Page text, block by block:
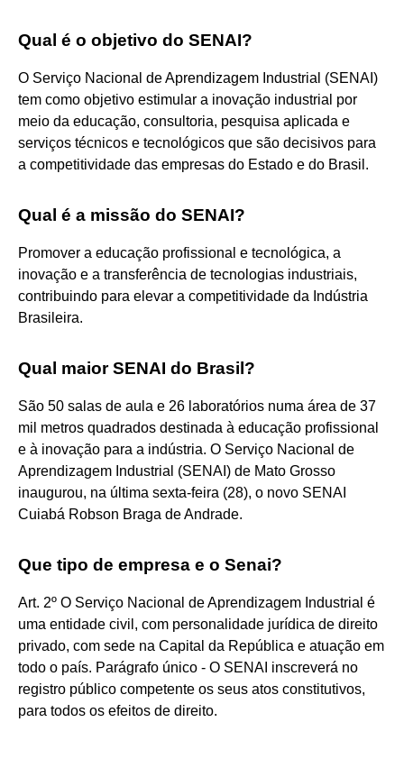
Qual é o objetivo do SENAI?
O Serviço Nacional de Aprendizagem Industrial (SENAI)
tem como objetivo estimular a inovação industrial por
meio da educação, consultoria, pesquisa aplicada e
serviços técnicos e tecnológicos que são decisivos para
a competitividade das empresas do Estado e do Brasil.
Qual é a missão do SENAI?
Promover a educação profissional e tecnológica, a
inovação e a transferência de tecnologias industriais,
contribuindo para elevar a competitividade da Indústria
Brasileira.
Qual maior SENAI do Brasil?
São 50 salas de aula e 26 laboratórios numa área de 37
mil metros quadrados destinada à educação profissional
e à inovação para a indústria. O Serviço Nacional de
Aprendizagem Industrial (SENAI) de Mato Grosso
inaugurou, na última sexta-feira (28), o novo SENAI
Cuiabá Robson Braga de Andrade.
Que tipo de empresa e o Senai?
Art. 2º O Serviço Nacional de Aprendizagem Industrial é
uma entidade civil, com personalidade jurídica de direito
privado, com sede na Capital da República e atuação em
todo o país. Parágrafo único - O SENAI inscreverá no
registro público competente os seus atos constitutivos,
para todos os efeitos de direito.